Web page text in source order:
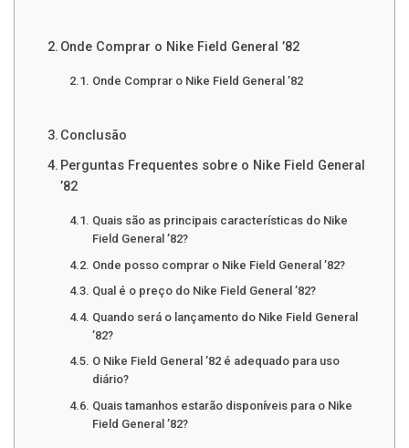
Onde Comprar o Nike Field General ’82
Onde Comprar o Nike Field General ’82
Conclusão
Perguntas Frequentes sobre o Nike Field General
’82
Quais são as principais características do Nike
Field General ’82?
Onde posso comprar o Nike Field General ’82?
Qual é o preço do Nike Field General ’82?
Quando será o lançamento do Nike Field General
’82?
O Nike Field General ’82 é adequado para uso
diário?
Quais tamanhos estarão disponíveis para o Nike
Field General ’82?